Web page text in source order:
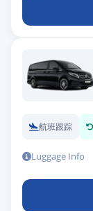
航班跟踪
Luggage Info